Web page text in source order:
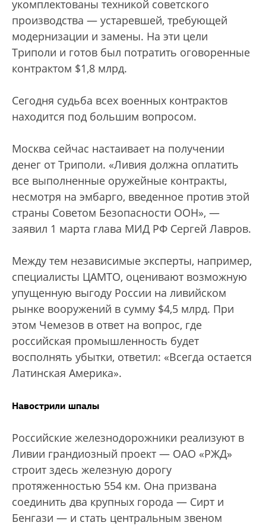
укомплектованы техникой советского
производства — устаревшей, требующей
модернизации и замены. На эти цели
Триполи и готов был потратить оговоренные
контрактом $1,8 млрд.
Сегодня судьба всех военных контрактов
находится под большим вопросом.
Москва сейчас настаивает на получении
денег от Триполи. «Ливия должна оплатить
все выполненные оружейные контракты,
несмотря на эмбарго, введенное против этой
страны Советом Безопасности ООН», —
заявил 1 марта глава МИД РФ Сергей Лавров.
Между тем независимые эксперты, например,
специалисты ЦАМТО, оценивают возможную
упущенную выгоду России на ливийском
рынке вооружений в сумму $4,5 млрд. При
этом Чемезов в ответ на вопрос, где
российская промышленность будет
восполнять убытки, ответил: «Всегда остается
Латинская Америка».
Навострили шпалы
Российские железнодорожники реализуют в
Ливии грандиозный проект — ОАО «РЖД»
строит здесь железную дорогу
протяженностью 554 км. Она призвана
соединить два крупных города — Сирт и
Бенгази — и стать центральным звеном